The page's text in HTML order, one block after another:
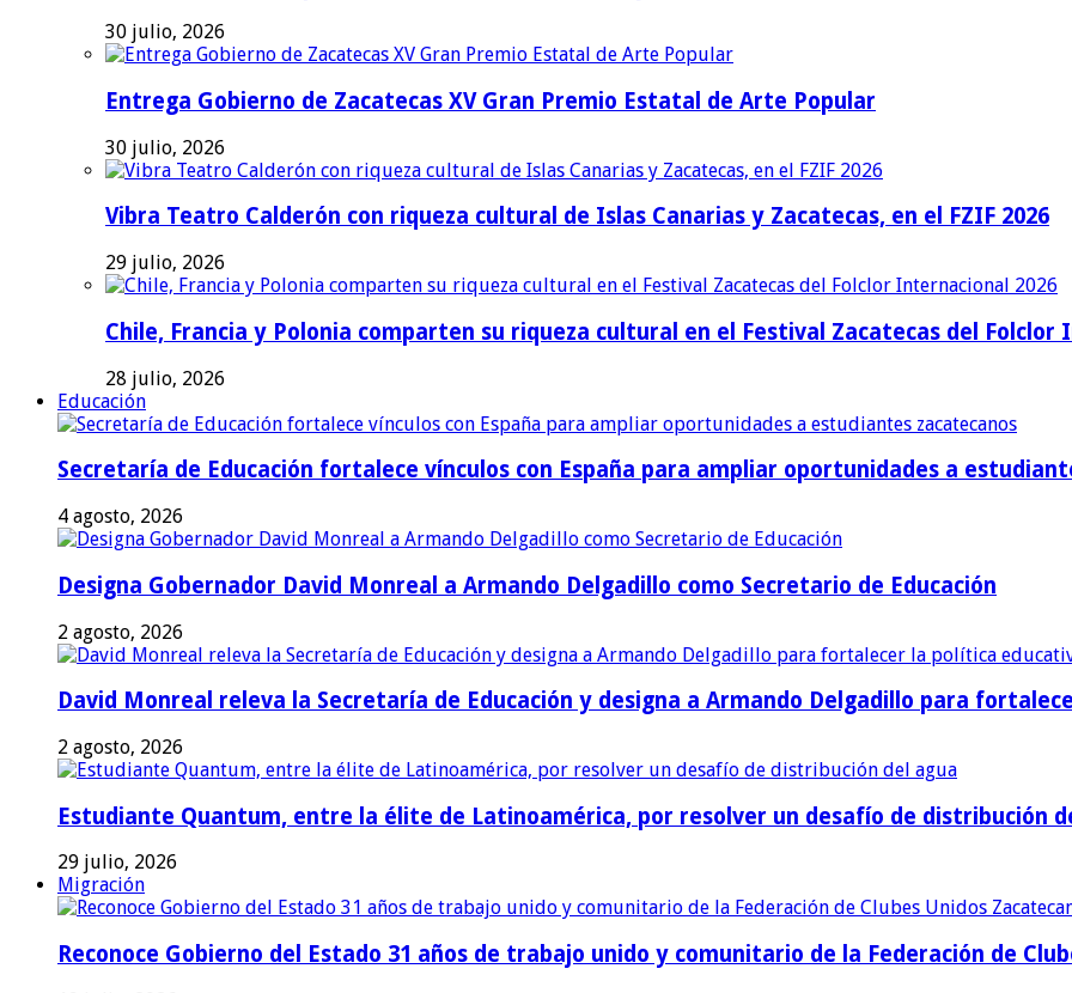
30 julio, 2026
Entrega Gobierno de Zacatecas XV Gran Premio Estatal de Arte Popular
30 julio, 2026
Vibra Teatro Calderón con riqueza cultural de Islas Canarias y Zacatecas, en el FZIF 2026
29 julio, 2026
Chile, Francia y Polonia comparten su riqueza cultural en el Festival Zacatecas del Folclor
28 julio, 2026
Educación
Secretaría de Educación fortalece vínculos con España para ampliar oportunidades a
4 agosto, 2026
Designa Gobernador David Monreal a Armando Delgadillo como Secretario de Educación
2 agosto, 2026
David Monreal releva la Secretaría de Educación y designa a Armando Delgadillo para
2 agosto, 2026
Estudiante Quantum, entre la élite de Latinoamérica, por resolver un desafío de distribución
29 julio, 2026
Migración
Reconoce Gobierno del Estado 31 años de trabajo unido y comunitario de la Federación de